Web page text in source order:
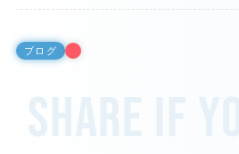
ブログ
Share if